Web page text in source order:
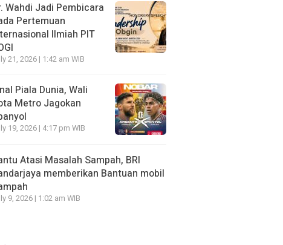
Wahdi Jadi Pembicara
Pertemuan
Ilmiah PIT
21, 2026 | 1:42 am WIB
Piala Dunia, Wali
Metro Jagokan
19, 2026 | 4:17 pm WIB
Atasi Masalah Sampah, BRI
memberikan Bantuan mobil
9, 2026 | 1:02 am WIB